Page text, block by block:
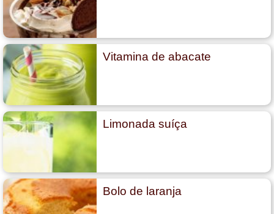
Vitamina de abacate
Limonada suíça
Bolo de laranja